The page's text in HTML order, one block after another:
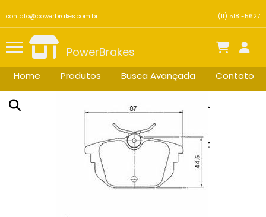
contato@powerbrakes.com.br (11) 5181-5627
PowerBrakes
Home Produtos Busca Avançada Contato